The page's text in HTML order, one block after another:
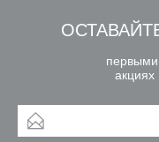
первыми